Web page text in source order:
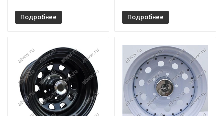
Подробнее Подробнее